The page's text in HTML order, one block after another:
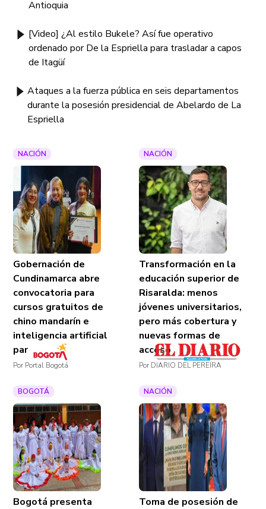
Antioquia
[Video] ¿Al estilo Bukele? Así fue operativo
ordenado por De la Espriella para trasladar a capos
de Itagüí
Ataques a la fuerza pública en seis departamentos
durante la posesión presidencial de Abelardo de La
Espriella
NACIÓN
Gobernación de
Cundinamarca abre
convocatoria para
cursos gratuitos de
chino mandarín e
inteligencia artificial
para jóvenes
Por Portal Bogotá
NACIÓN
Transformación en la
educación superior de
Risaralda: menos
jóvenes universitarios,
pero más cobertura y
nuevas formas de
acceso
Por DIARIO DEL PEREIRA
BOGOTÁ
Bogotá presenta
NACIÓN
Toma de posesión de